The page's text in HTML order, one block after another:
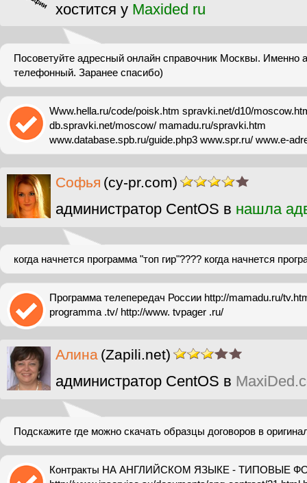
хостится у Maxided ru
Посоветуйте адресный онлайн справочник Москвы. Именно
телефонный. Заранее спасибо)
Www.hella.ru/code/poisk.htm spravki.net/d10/
db.spravki.net/moscow/ mamadu.ru/spravki.htm
www.database.spb.ru/guide.php3 www.spr.ru/ www.e-
Софья (cy-pr.com)
администратор CentOS в нашла
когда начнется программа "топ гир"???? когда начнется
Программа телепередач России http://mamadu.ru/
programma .tv/ http://www. tvpager .ru/
Алина (Zapili.net)
администратор CentOS в
Подскажите где можно скачать образцы договоров в
Контракты НА АНГЛИЙСКОМ ЯЗЫКЕ - ТИПОВЫЕ